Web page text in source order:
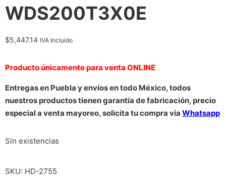
WDS200T3X0E
$5,447.14 IVA Incluido
Producto únicamente para venta ONLINE
Entregas en Puebla y envíos en todo México, todos
nuestros productos tienen garantía de fabricación, precio
especial a venta mayoreo, solicita tu compra vía Whatsapp
Sin existencias
SKU: HD-2755